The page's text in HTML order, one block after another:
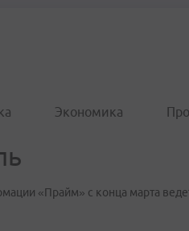
Экономика
«Прайм» с конца марта